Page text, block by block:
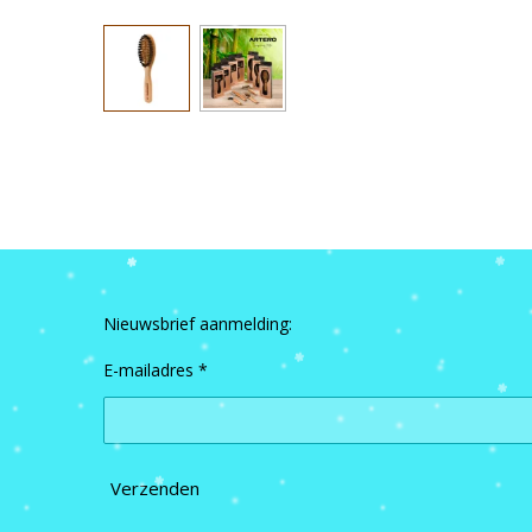
Nieuwsbrief aanmelding:
E-mailadres *
Verzenden